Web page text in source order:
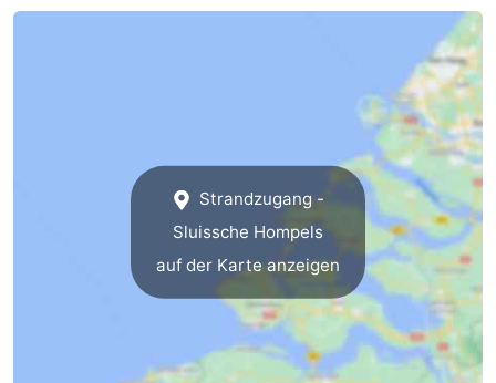
Strandzugang -
Sluissche Hompels
auf der Karte anzeigen